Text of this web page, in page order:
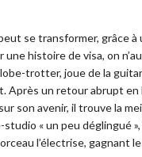
se transformer, grâce à
une histoire de visa, on
trotter, joue de la
Après un retour abrupt
son avenir, il trouve la
« un peu déglingué
l’électrise, gagnant